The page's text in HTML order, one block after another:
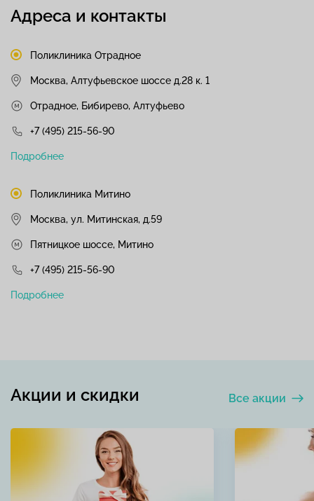
Адреса и контакты
Поликлиника Отрадное
Москва, Алтуфьевское шоссе д.28 к. 1
Отрадное, Бибирево, Алтуфьево
+7 (495) 215-56-90
Подробнее
Поликлиника Митино
Москва, ул. Митинская, д.59
Пятницкое шоссе, Митино
+7 (495) 215-56-90
Подробнее
Все акции
Акции и скидки